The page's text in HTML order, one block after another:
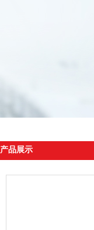
产品展示